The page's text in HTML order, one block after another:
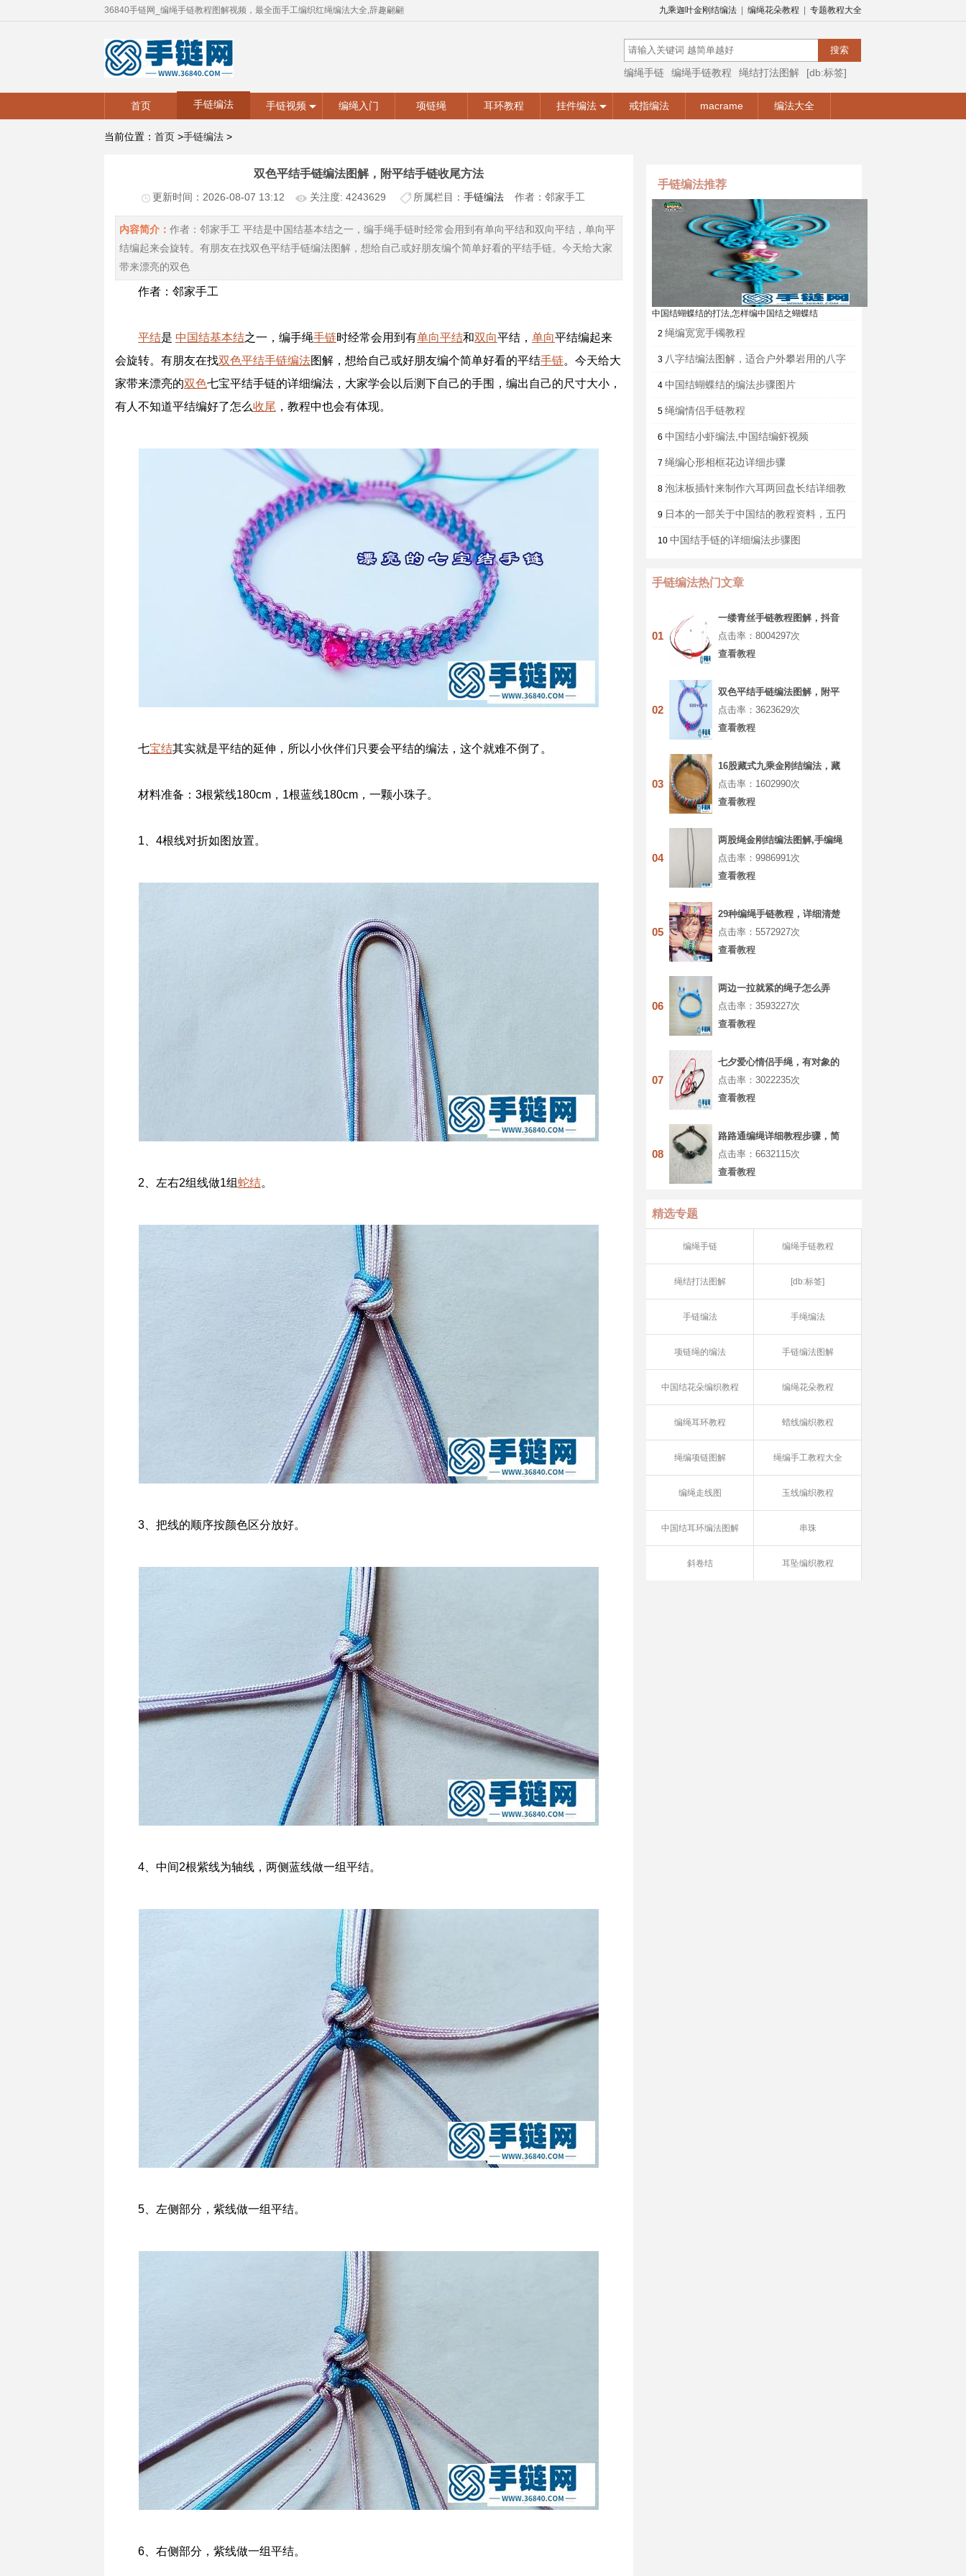
九乘迦叶金刚结编法 编绳花朵教程 专题教程大全
36840手链网_编绳手链教程图解视频，最全面手工编织红绳编法大全,辞趣翩翩
编绳手链 编绳手链教程 绳结打法图解
[db:标签]
首页
手链编法 手链视频 编绳入门 项链绳 耳环教程 挂件编法 戒指编法 macrame 编法大全
当前位置： 首页 >手链编法 >
手链编法推荐
中国结蝴蝶结的打法,怎样编中国结之蝴蝶结
2 绳编宽宽手镯教程
3 八字结编法图解，适合户外攀岩用的八字
结编法
4 中国结蝴蝶结的编法步骤图片
5 绳编情侣手链教程
6 中国结小虾编法,中国结编虾视频
7 绳编心形相框花边详细步骤
8 泡沫板插针来制作六耳两回盘长结详细教
程
9 日本的一部关于中国结的教程资料，五円
玉手芸（全书）
10 中国结手链的详细编法步骤图
手链编法热门文章
01
一缕青丝手链教程图解，抖音
头发青丝手绳的编织教程
点击率：8004297次
查看教程
02
双色平结手链编法图解，附平
结手链收尾方法
点击率：3623629次
查看教程
03
16股藏式九乘金刚结编法，藏
叶金刚绳的编法图解
点击率：1602990次
查看教程
04
两股绳金刚结编法图解,手编绳
收尾结怎么打结
点击率：9986991次
查看教程
05
29种编绳手链教程，详细清楚
热门款式的图解
点击率：5572927次
查看教程
06
两边一拉就紧的绳子怎么弄
点击率：3593227次
查看教程
07
七夕爱心情侣手绳，有对象的
你一定要学着做
点击率：3022235次
查看教程
08
路路通编绳详细教程步骤，简
单八股辫手绳做法
点击率：6632115次
查看教程
精选专题
编绳手链 编绳手链教程
绳结打法图解 [db:标签]
手链编法 手绳编法
项链绳的编法 手链编法图解
中国结花朵编织教程 编绳花朵教程
编绳耳环教程 蜡线编织教程
绳编项链图解 绳编手工教程大全
编绳走线图 玉线编织教程
中国结耳环编法图解 串珠
斜卷结 耳坠编织教程
双色平结手链编法图解，附平结手链收尾方法
更新时间：2026-08-07 13:12 关注度: 4243629 所属栏目： 手链编法 作者：邻家手工
内容简介： 作者：邻家手工 平结是中国结基本结之一，编手绳手链时经常会用到有单向平结和双向平结，单向平
结编起来会旋转。有朋友在找双色平结手链编法图解，想给自己或好朋友编个简单好看的平结手链。今天给大家
带来漂亮的双色
作者：邻家手工
平结是 中国结基本结之一，编手绳手链时经常会用到有单向平结和双向平结， 单向平结编起来
会旋转。有朋友在找双色平结手链编法图解，想给自己或好朋友编个简单好看的平结手链。今天给大
家带来漂亮的双色七宝平结手链的详细编法，大家学会以后测下自己的手围，编出自己的尺寸大小，
有人不知道平结编好了怎么收尾 ，教程中也会有体现。
七宝结其实就是平结的延伸，所以小伙伴们只要会平结的编法，这个就难不倒了。
材料准备：3根紫线180cm，1根蓝线180cm，一颗小珠子。
1、4根线对折如图放置。
2、左右2组线做1组蛇结。
3、把线的顺序按颜色区分放好。
4、中间2根紫线为轴线，两侧蓝线做一组平结。
5、左侧部分，紫线做一组平结。
6、右侧部分，紫线做一组平结。